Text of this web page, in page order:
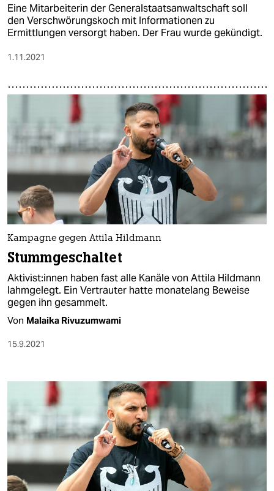
Eine Mitarbeiterin der Generalstaatsanwaltschaft soll
den Verschwörungskoch mit Informationen zu
Ermittlungen versorgt haben. Der Frau wurde gekündigt.
1.11.2021
Kampagne gegen Attila Hildmann
Stummgeschaltet
Ak­tivis­t:in­nen haben fast alle Kanäle von Attila Hildmann
lahmgelegt. Ein Vertrauter hatte monatelang Beweise
gegen ihn gesammelt.
Von Malaika Rivuzumwami
15.9.2021